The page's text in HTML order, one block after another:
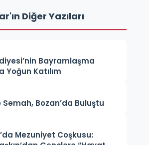
Diğer Yazıları
Bayramlaşma
Yoğun Katılım
Bozan’da Buluştu
Mezuniyet Coşkusu: